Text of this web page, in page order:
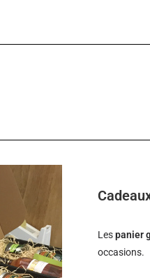
Lespanier
occasions.